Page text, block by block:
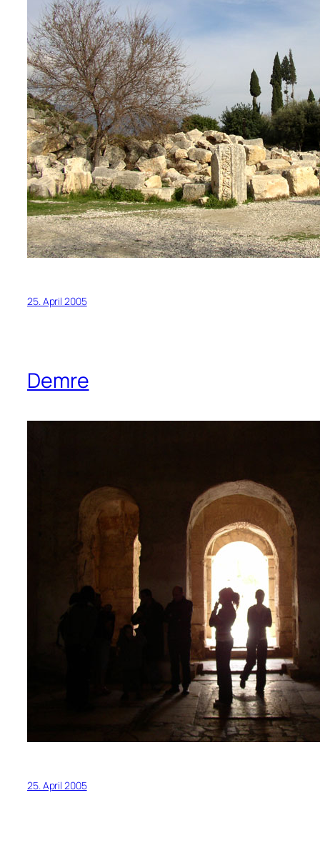
25. April 2005
Demre
25. April 2005